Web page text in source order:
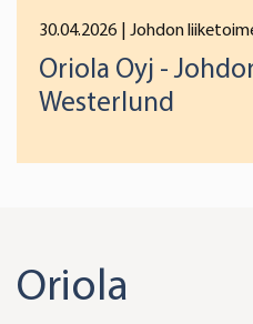
30.04.2026 | Johdon
Oriola Oyj -
Westerlund
Oriola